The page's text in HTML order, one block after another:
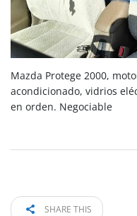
Mazda Protege 2000,
acondicionado, vidrios
en orden. Negociable
SHARE THIS